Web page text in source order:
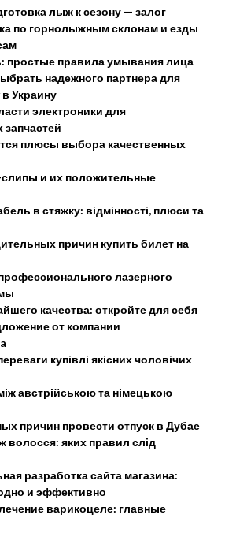
лыж к сезону — залог
по горнолыжным склонам и езды
простые правила умывания лица
надежного партнера для
в Украину
электроники для
плюсы выбора качественных
и их положительные
в стяжку: відмінності, плюси та
причин купить билет на
лазерного
качества: откройте для себя
от компании
купівлі якісних чоловічих
австрійською та німецькою
причин провести отпуск в Дубае
волосся: яких правил слід
разработка сайта магазина:
и эффективно
варикоцеле: главные